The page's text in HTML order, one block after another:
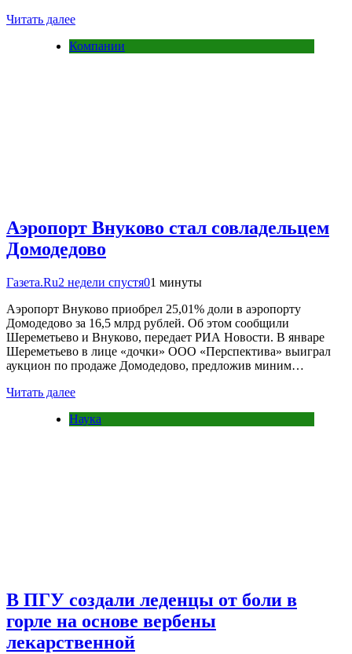
Читать далее
Компании
Аэропорт Внуково стал совладельцем
Домодедово
Газета.Ru2 недели спустя01 минуты
Аэропорт Внуково приобрел 25,01% доли в аэропорту
Домодедово за 16,5 млрд рублей. Об этом сообщили
Шереметьево и Внуково, передает РИА Новости. В январе
Шереметьево в лице «дочки» ООО «Перспектива» выиграл
аукцион по продаже Домодедово, предложив миним…
Читать далее
Наука
В ПГУ создали леденцы от боли в
горле на основе вербены
лекарственной